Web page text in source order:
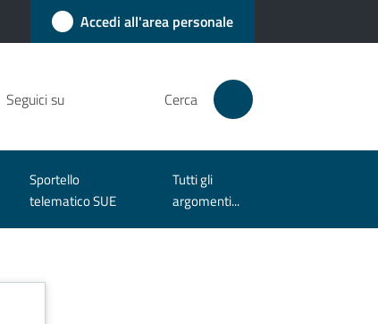
Accedi all'area personale
Seguici su Cerca
Sportello
telematico SUE
Tutti gli
argomenti...